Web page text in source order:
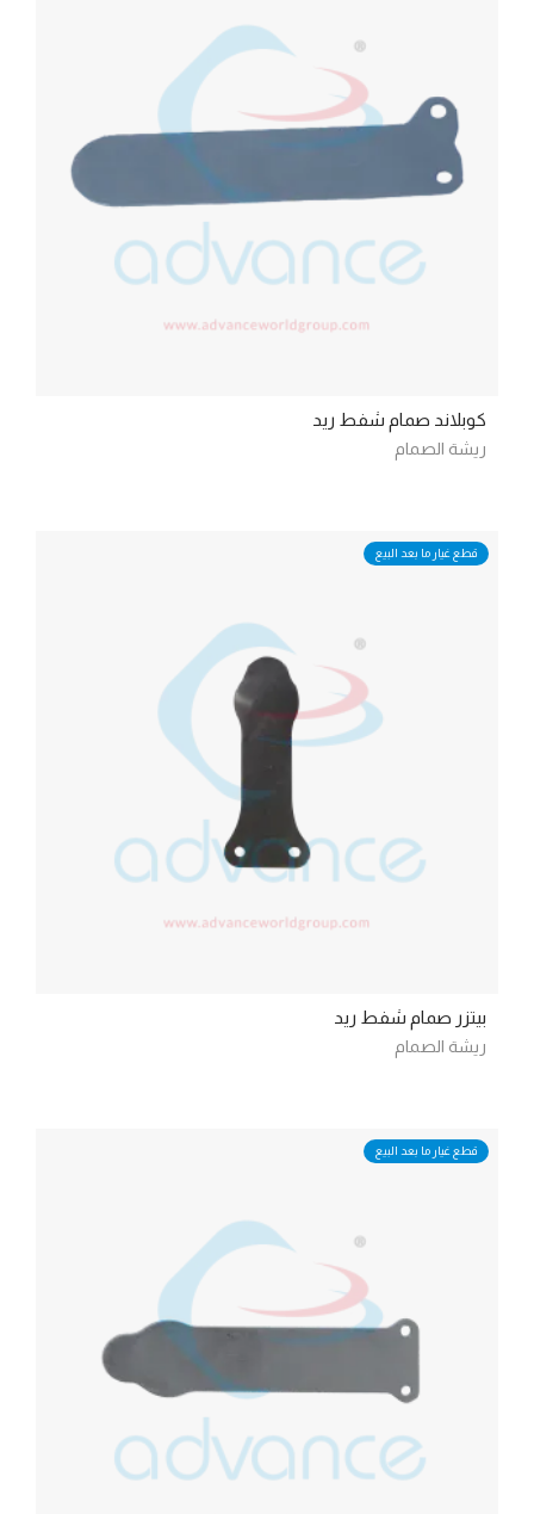
كوبلاند صمام شفط ريد
ريشة الصمام
قطع غيار ما بعد البيع
بيتزر صمام شفط ريد
ريشة الصمام
قطع غيار ما بعد البيع